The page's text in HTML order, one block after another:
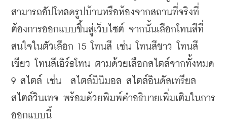
สามารถอัปโหลดรูปบ้านหรือห้องจากสถานที่จริงที่
ต้องการออกแบบขึ้นสู่เว็บไซต์ จากนั้นเลือกโทนสีที่
สนใจในตัวเลือก 15 โทนสี เช่น โทนสีขาว โทนสี
เขียว โทนสีเอิร์ธโทน ตามด้วยเลือกสไตล์จากทั้งหมด
9 สไตล์ เช่น  สไตล์มินิมอล สไตล์อินดัสเทรียล
สไตล์วินเทจ พร้อมด้วยพิมพ์คำอธิบายเพิ่มเติมในการ
ออกแบบนี้